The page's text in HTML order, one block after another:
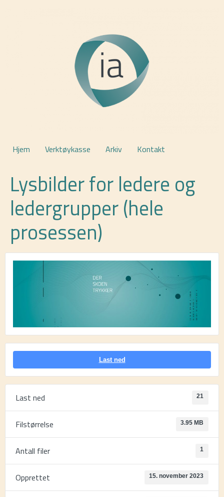
Hjem Verktøykasse Arkiv Kontakt
Lysbilder for ledere og
ledergrupper (hele
prosessen)
Last ned
Last ned 21
Filstørrelse 3.95 MB
Antall filer 1
Opprettet 15. november 2023